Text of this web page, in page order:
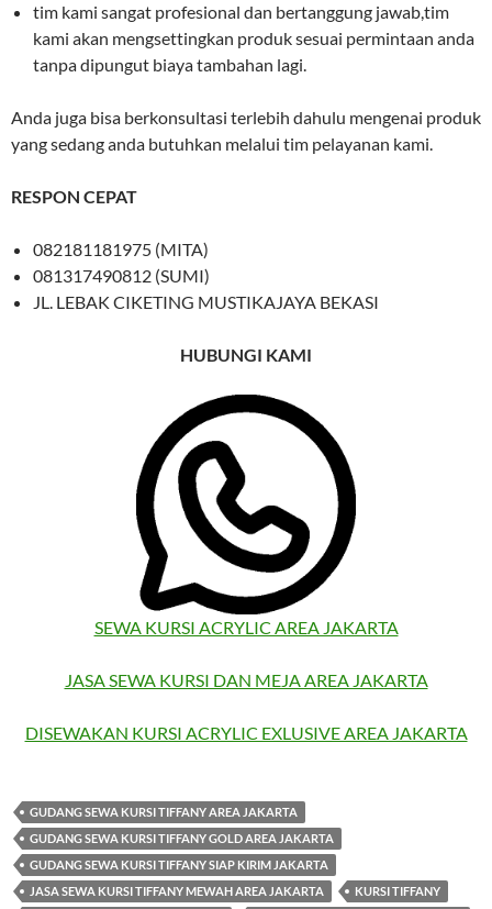
tim kami sangat profesional dan bertanggung jawab,tim
kami akan mengsettingkan produk sesuai permintaan anda
tanpa dipungut biaya tambahan lagi.
Anda juga bisa berkonsultasi terlebih dahulu mengenai produk
yang sedang anda butuhkan melalui tim pelayanan kami.
RESPON CEPAT
082181181975 (MITA)
081317490812 (SUMI)
JL. LEBAK CIKETING MUSTIKAJAYA BEKASI
HUBUNGI KAMI
SEWA KURSI ACRYLIC AREA JAKARTA
JASA SEWA KURSI DAN MEJA AREA JAKARTA
DISEWAKAN KURSI ACRYLIC EXLUSIVE AREA JAKARTA
GUDANG SEWA KURSI TIFFANY AREA JAKARTA
GUDANG SEWA KURSI TIFFANY GOLD AREA JAKARTA
GUDANG SEWA KURSI TIFFANY SIAP KIRIM JAKARTA
JASA SEWA KURSI TIFFANY MEWAH AREA JAKARTA
KURSI TIFFANY